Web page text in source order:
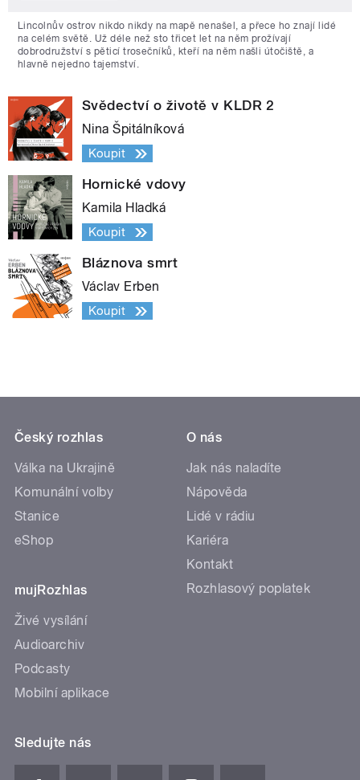
Lincolnův ostrov nikdo nikdy na mapě nenašel, a přece ho znají lidé
na celém světě. Už déle než sto třicet let na něm prožívají
dobrodružství s pěticí trosečníků, kteří na něm našli útočiště, a
hlavně nejedno tajemství.
Svědectví o životě v KLDR 2
Nina Špitálníková
Koupit
Hornické vdovy
Kamila Hladká
Koupit
Bláznova smrt
Václav Erben
Koupit
Český rozhlas
Válka na Ukrajině
Komunální volby
Stanice
eShop
mujRozhlas
Živé vysílání
Audioarchiv
Podcasty
Mobilní aplikace
O nás
Jak nás naladíte
Nápověda
Lidé v rádiu
Kariéra
Kontakt
Rozhlasový poplatek
Sledujte nás